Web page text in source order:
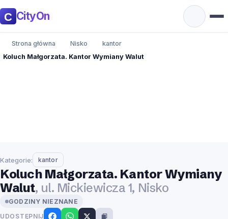
CityOn
Strona główna Nisko
kantor
Koluch Małgorzata. Kantor Wymiany Walut
Kategorie: kantor
Koluch Małgorzata. Kantor Wymiany
Walut, ul. Mickiewicza 1, Nisko
GODZINY NIEZNANE
UDOSTĘPNIJ